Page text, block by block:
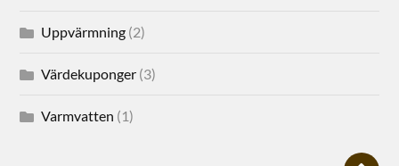
Uppvärmning (2)
Värdekuponger (3)
Varmvatten (1)